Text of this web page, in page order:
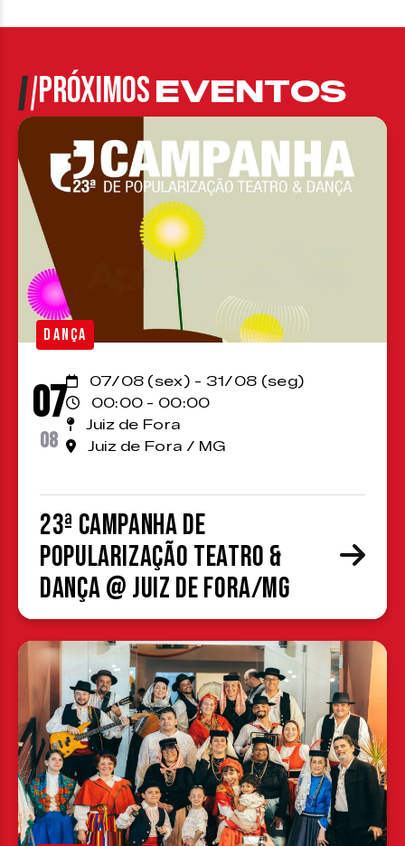
PRÓXIMOSEVENTOS
DANÇA
07
08
07/08 (sex) - 31/08 (seg)
00:00 - 00:00
Juiz de Fora
Juiz de Fora / MG
23ª Campanha de
Popularização Teatro &
Dança @ Juiz de Fora/MG